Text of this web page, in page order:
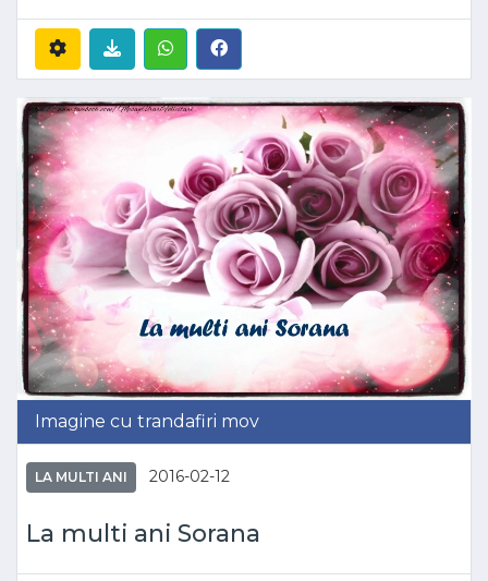
Imagine cu trandafiri mov
LA MULTI ANI 2016-02-12
La multi ani Sorana